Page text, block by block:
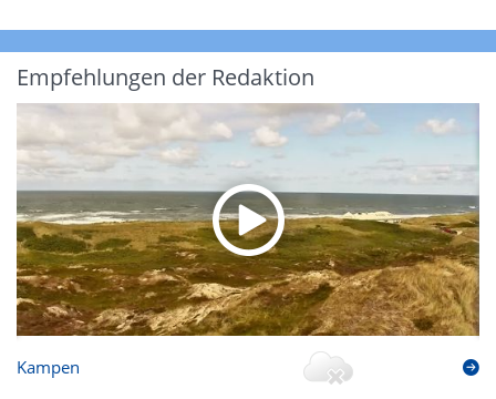
Empfehlungen der Redaktion
Kampen